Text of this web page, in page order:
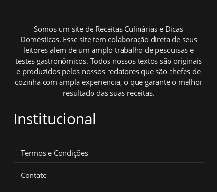
Somos um site de Receitas Culinárias e Dicas
Domésticas. Esse site tem colaboração direta de seus
leitores além de um amplo trabalho de pesquisas e
testes gastronômicos. Todos nossos textos são originais
e produzidos pelos nossos redatores que são chefes de
cozinha com ampla experiência, o que garante o melhor
resultado das suas receitas.
Institucional
Termos e Condições
Contato